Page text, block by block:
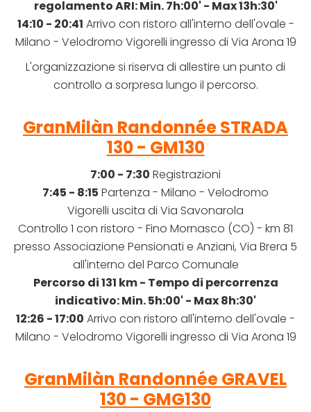
regolamento ARI: Min. 7h:00' - Max 13h:30'
14:10 - 20:41 Arrivo con ristoro all'interno dell'ovale -
Milano - Velodromo Vigorelli ingresso di Via Arona 19
L'organizzazione si riserva di allestire un punto di
controllo a sorpresa lungo il percorso.
GranMilàn Randonnée STRADA
130 - GM130
7:00 - 7:30 Registrazioni
7:45 - 8:15 Partenza - Milano - Velodromo
Vigorelli uscita di Via Savonarola
Controllo 1 con ristoro - Fino Mornasco (CO) - km 81
presso Associazione Pensionati e Anziani, Via Brera 5
all'interno del Parco Comunale
Percorso di 131 km - Tempo di percorrenza
indicativo: Min. 5h:00' - Max 8h:30'
12:26 - 17:00 Arrivo con ristoro all'interno dell'ovale -
Milano - Velodromo Vigorelli ingresso di Via Arona 19
GranMilàn Randonnée GRAVEL
130 - GMG130